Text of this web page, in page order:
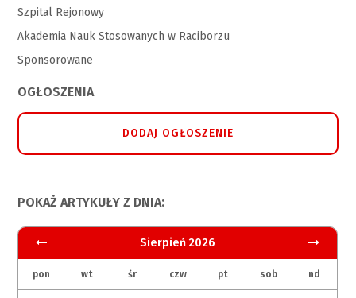
Szpital Rejonowy
Akademia Nauk Stosowanych w Raciborzu
Sponsorowane
OGŁOSZENIA
DODAJ OGŁOSZENIE
POKAŻ ARTYKUŁY Z DNIA:
Sierpień 2026
pon wt śr czw pt sob nd